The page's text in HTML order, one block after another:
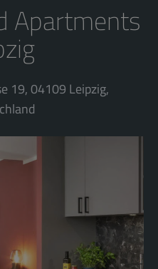
Apartments
19, 04109 Leipzig,